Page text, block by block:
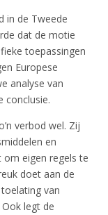
in de Tweede
dat de motie
toepassingen
Europese
analyse van
conclusie.
verbod wel. Zij
en
eigen regels te
doet aan de
van
legt de